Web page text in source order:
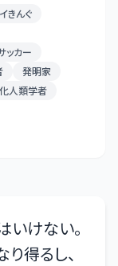
きんぐ
ッカー
発明家
人類学者
いけない。
得るし、